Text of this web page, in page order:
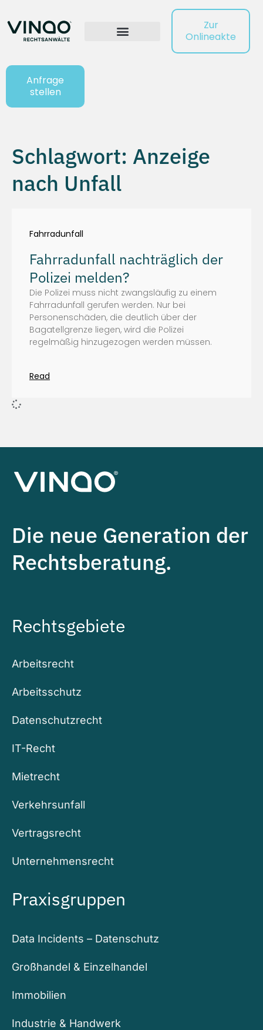
Zur
Onlineakte
Anfrage
stellen
Schlagwort: Anzeige
nach Unfall
Fahrradunfall
Fahrradunfall nachträglich der
Polizei melden?
Die Polizei muss nicht zwangsläufig zu einem
Fahrradunfall gerufen werden. Nur bei
Personenschäden, die deutlich über der
Bagatellgrenze liegen, wird die Polizei
regelmäßig hinzugezogen werden müssen.
Read
Die neue Generation der
Rechtsberatung.
Rechtsgebiete
Arbeitsrecht
Arbeitsschutz
Datenschutzrecht
IT-Recht
Mietrecht
Verkehrsunfall
Vertragsrecht
Unternehmensrecht
Praxisgruppen
Data Incidents – Datenschutz
Großhandel & Einzelhandel
Immobilien
Industrie & Handwerk